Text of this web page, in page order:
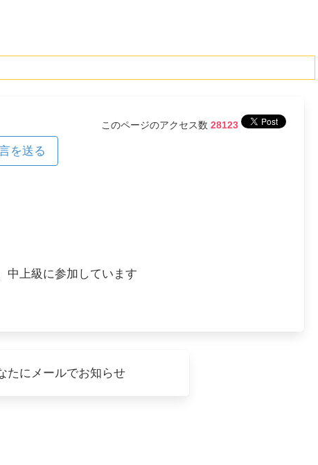
このページのアクセス数28123
を送る
中上級に参加しています
たにメールでお知らせ